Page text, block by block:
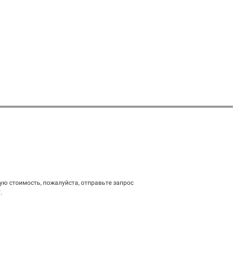
стоимость, пожалуйста, отправьте запрос